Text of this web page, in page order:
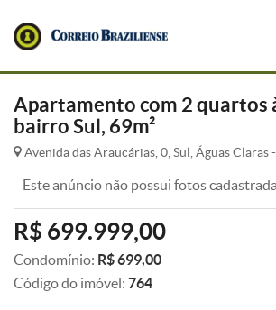
Apartamento com 2 quartos
bairro Sul, 69m²
Avenida das Araucárias, 0, Sul, Águas Claras
Este anúncio não possui fotos
R$ 699.999,00
Condomínio: R$ 699,00
Código do imóvel: 764